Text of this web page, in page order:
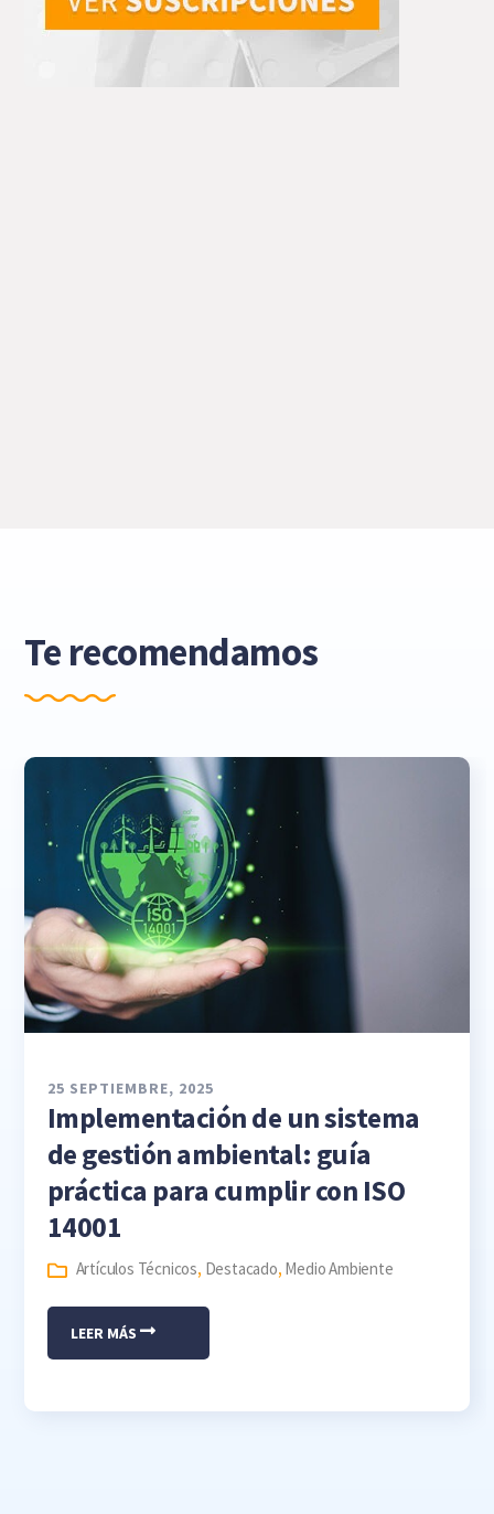
Te recomendamos
25 SEPTIEMBRE, 2025
Implementación de un sistema
de gestión ambiental: guía
práctica para cumplir con ISO
14001
Artículos Técnicos, Destacado, Medio Ambiente
LEER MÁS